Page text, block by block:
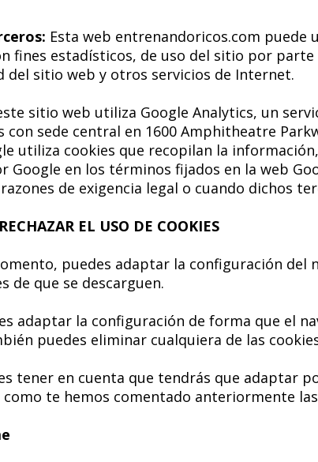
Esta web entrenandoricos.com
fines estadísticos, de uso del sitio por
del sitio web y otros servicios de Internet.
sitio web utiliza Google Analytics, un
con sede central en 1600 Amphitheatre
utiliza cookies que recopilan la
Google en los términos fijados en la web
de exigencia legal o cuando dichos
EL USO DE COOKIES
puedes adaptar la configuración
de que se descarguen.
adaptar la configuración de forma que el
puedes eliminar cualquiera de las
tener en cuenta que tendrás que adaptar
te hemos comentado anteriormente